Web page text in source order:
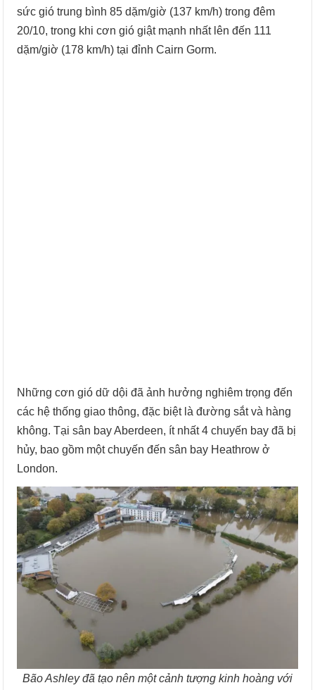
sức gió trung bình 85 dặm/giờ (137 km/h) trong đêm
20/10, trong khi cơn gió giật mạnh nhất lên đến 111
dặm/giờ (178 km/h) tại đỉnh Cairn Gorm.
Những cơn gió dữ dội đã ảnh hưởng nghiêm trọng đến
các hệ thống giao thông, đặc biệt là đường sắt và hàng
không. Tại sân bay Aberdeen, ít nhất 4 chuyến bay đã bị
hủy, bao gồm một chuyến đến sân bay Heathrow ở
London.
Bão Ashley đã tạo nên một cảnh tượng kinh hoàng với